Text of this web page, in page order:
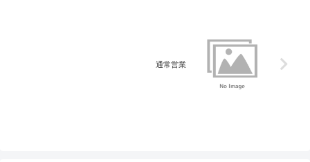
通常営業